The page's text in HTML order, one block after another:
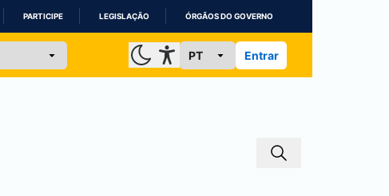
PARTICIPE LEGISLAÇÃO ÓRGÃOS DO GOVERNO
Entrar